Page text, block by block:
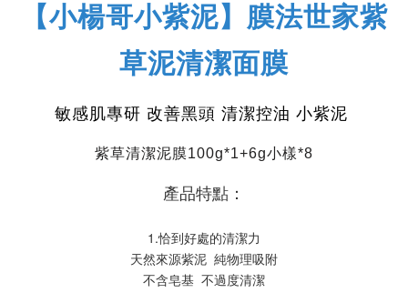
【小楊哥小紫泥】膜法世家紫
草泥清潔面膜
敏感肌專研 改善黑頭 清潔控油 小紫泥
紫草清潔泥膜100g*1+6g小樣*8
產品特點：
1.恰到好處的清潔力
天然來源紫泥  純物理吸附
不含皂基  不過度清潔